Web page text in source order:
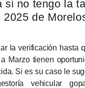
si no tengo la
2025 de
la verificación hasta
Marzo tienen
Si es su caso le
vehicular